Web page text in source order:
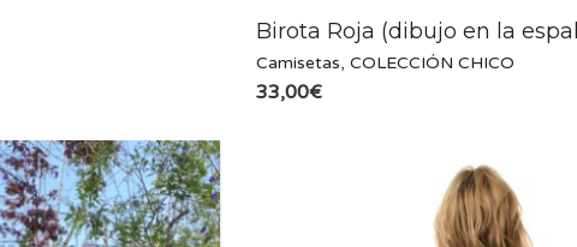
Birota Roja (dibujo en la
Camisetas,COLECCIÓN CHICO
33,00€